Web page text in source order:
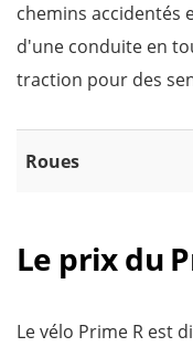
chemins accidentés
d'une conduite en
traction pour des
Roues
Le prix du
Le vélo Prime R est